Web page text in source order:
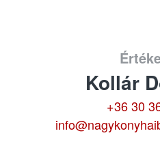
Kollár
+36 30